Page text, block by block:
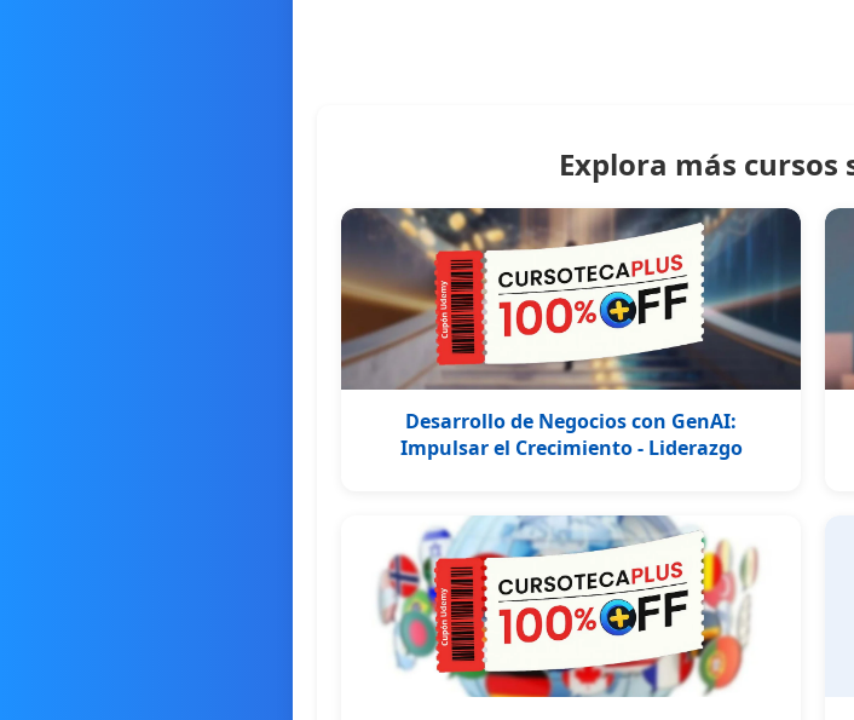
Explora más cursos
Desarrollo de Negocios con GenAI:
Impulsar el Crecimiento - Liderazgo